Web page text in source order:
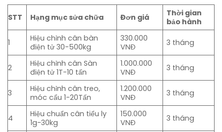
STT Hạng mục sửa chữa Đơn giá
Thời gian
bảo hành
1
Hiệu chỉnh cân bàn
điện tử 30-500kg
330.000
VNĐ
3 tháng
2
Hiệu chỉnh cân Sàn
điện tử 1T-10 tấn
1.000.000
VNĐ
3 tháng
3
Hiệu chỉnh cân treo,
móc cẩu 1-20Tấn
1.200.000
VNĐ
3 tháng
4
Hiệu chuẩn cân tiểu ly
1g-30kg
150.000
VNĐ
3 tháng